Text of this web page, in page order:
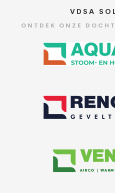
VDSA
ONTDEK ONZE